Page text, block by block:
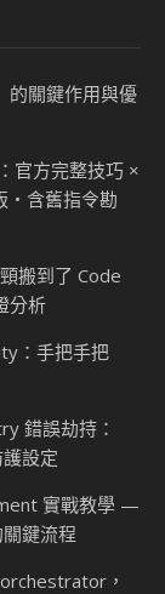
的關鍵作用與優
官方完整技巧 ×
・含舊指令勘
搬到了 Code
分析
：手把手把
錯誤劫持：
設定
實戰教學 —
鍵流程
，